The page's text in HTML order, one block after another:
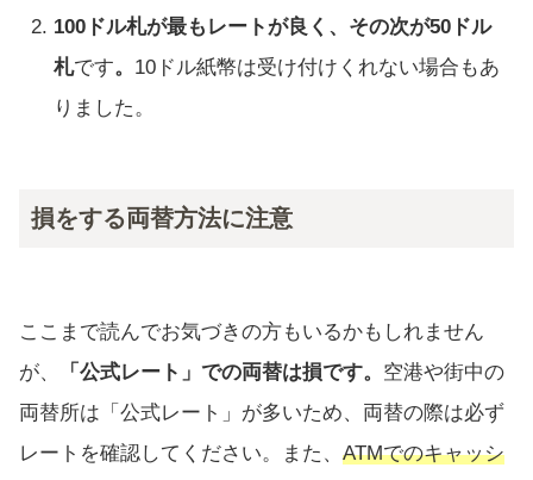
100ドル札が最もレートが良く、その次が50ドル
札です。 10ドル紙幣は受け付けくれない場合もあ
りました。
損をする両替方法に注意
ここまで読んでお気づきの方もいるかもしれません
が、
「公式レート」での両替は損です。 空港や街中の
両替所は「公式レート」が多いため、両替の際は必ず
レートを確認してください。また、 ATMでのキャッシ